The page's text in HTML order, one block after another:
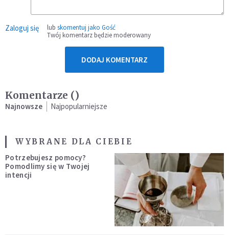
Zaloguj się lub skomentuj jako Gość
Twój komentarz będzie moderowany
DODAJ KOMENTARZ
Komentarze ()
Najnowsze Najpopularniejsze
WYBRANE DLA CIEBIE
Potrzebujesz pomocy?
Pomodlimy się w Twojej
intencji